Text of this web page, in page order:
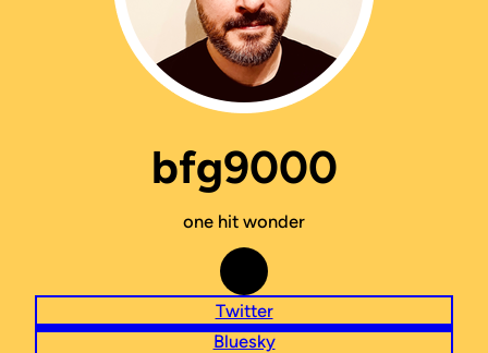
bfg9000
one hit wonder
Correo electrónico
Twitter
Bluesky